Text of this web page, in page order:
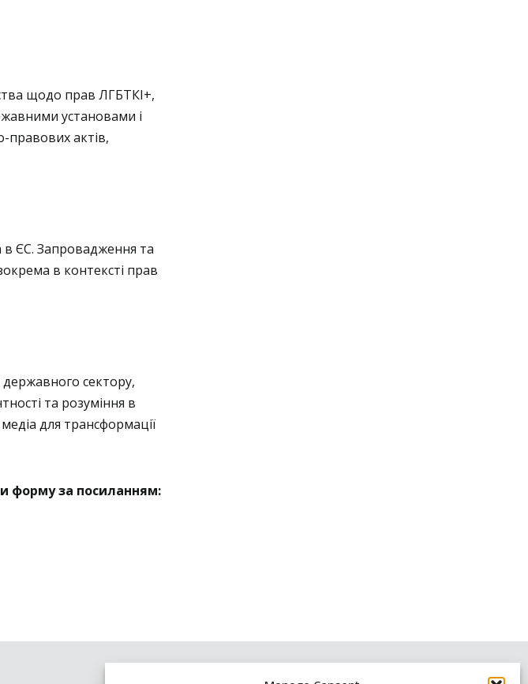
щодо прав ЛГБТКІ+,
установами і
актів,
в ЄС. Запровадження та
в контексті прав
сектору,
та розуміння в
для трансформації
форму за посиланням: